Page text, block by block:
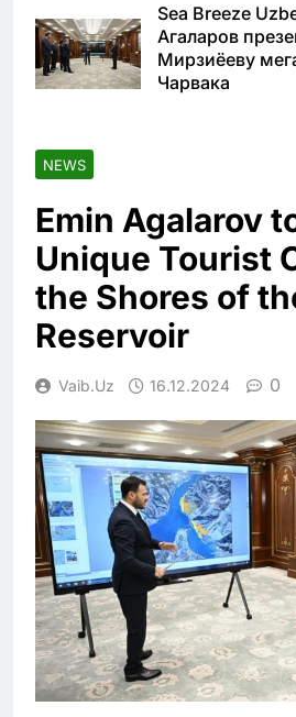
Sea Breeze
Агаларов
Мирзиёеву
Чарвака
NEWS
Emin Agalarov
Unique Tourist
the Shores of
Reservoir
Vaib.uz 16.12.2024 0